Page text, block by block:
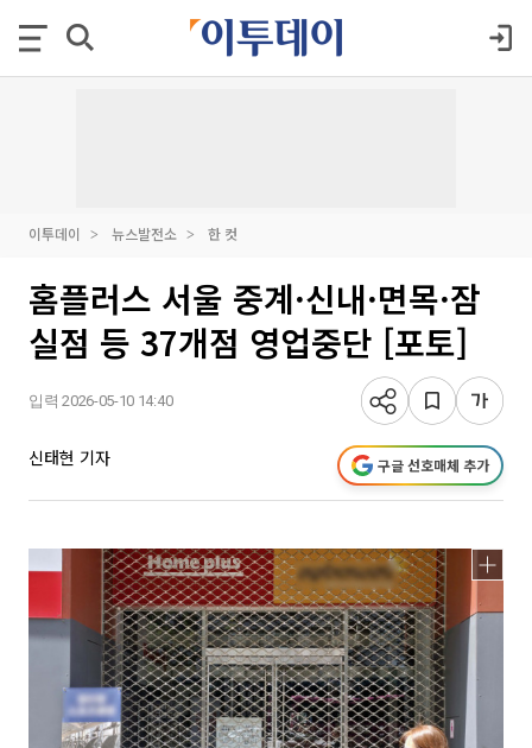
이투데이 뉴스발전소 한 컷
홈플러스 서울 중계·신내·면목·잠
실점 등 37개점 영업중단 [포토]
입력 2026-05-10 14:40
신태현 기자 구글 선호매체 추가